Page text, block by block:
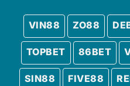
bộ đạt được thành
Ví dụ theo thống kê
Messi, Ronaldo,
xuất hiện trong top đầu
VIN88 ZO88
TOPBET 86BET
SIN88 FIVE88